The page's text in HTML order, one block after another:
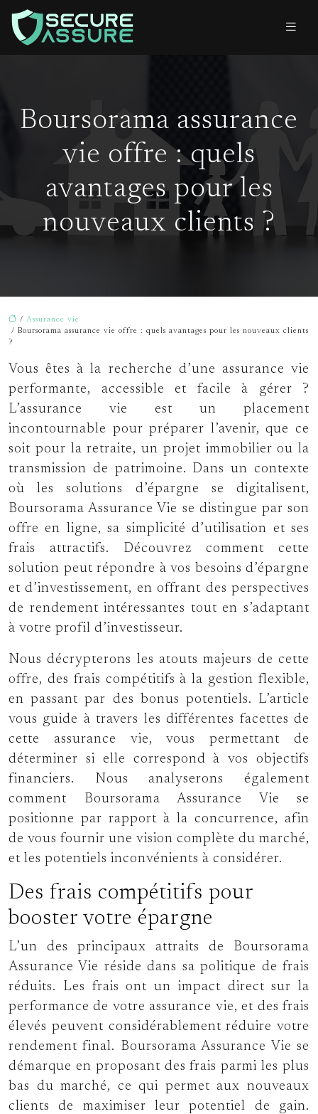
Boursorama assurance
vie offre : quels
avantages pour les
nouveaux clients ?
/ Assurance vie
/ Boursorama assurance vie offre : quels avantages pour les nouveaux clients
?
Vous êtes à la recherche d’une assurance vie
performante, accessible et facile à gérer ?
L’assurance vie est un placement
incontournable pour préparer l’avenir, que ce
soit pour la retraite, un projet immobilier ou la
transmission de patrimoine. Dans un contexte
où les solutions d’épargne se digitalisent,
Boursorama Assurance Vie se distingue par son
offre en ligne, sa simplicité d’utilisation et ses
frais attractifs. Découvrez comment cette
solution peut répondre à vos besoins d’épargne
et d’investissement, en offrant des perspectives
de rendement intéressantes tout en s’adaptant
à votre profil d’investisseur.
Nous décrypterons les atouts majeurs de cette
offre, des frais compétitifs à la gestion flexible,
en passant par des bonus potentiels. L’article
vous guide à travers les différentes facettes de
cette assurance vie, vous permettant de
déterminer si elle correspond à vos objectifs
financiers. Nous analyserons également
comment Boursorama Assurance Vie se
positionne par rapport à la concurrence, afin
de vous fournir une vision complète du marché,
et les potentiels inconvénients à considérer.
Des frais compétitifs pour
booster votre épargne
L’un des principaux attraits de Boursorama
Assurance Vie réside dans sa politique de frais
réduits. Les frais ont un impact direct sur la
performance de votre assurance vie, et des frais
élevés peuvent considérablement réduire votre
rendement final. Boursorama Assurance Vie se
démarque en proposant des frais parmi les plus
bas du marché, ce qui permet aux nouveaux
clients de maximiser leur potentiel de gain.